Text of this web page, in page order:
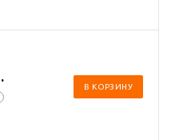
В КОРЗИНУ